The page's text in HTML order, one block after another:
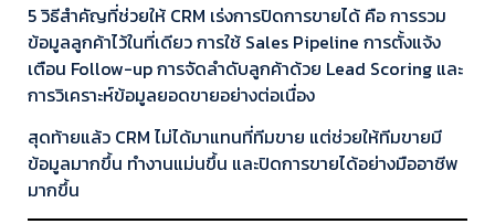
5 วิธีสำคัญที่ช่วยให้ CRM เร่งการปิดการขายได้ คือ การรวม
ข้อมูลลูกค้าไว้ในที่เดียว การใช้ Sales Pipeline การตั้งแจ้ง
เตือน Follow-up การจัดลำดับลูกค้าด้วย Lead Scoring และ
การวิเคราะห์ข้อมูลยอดขายอย่างต่อเนื่อง
สุดท้ายแล้ว CRM ไม่ได้มาแทนที่ทีมขาย แต่ช่วยให้ทีมขายมี
ข้อมูลมากขึ้น ทำงานแม่นขึ้น และปิดการขายได้อย่างมืออาชีพ
มากขึ้น